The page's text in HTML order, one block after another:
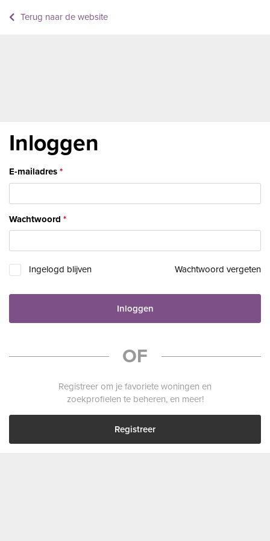
Terug naar de website
Inloggen
E-mailadres
Wachtwoord
Ingelogd blijven Wachtwoord vergeten
Inloggen
OF
Registreer om je favoriete woningen en
zoekprofielen te beheren, en meer!
Registreer